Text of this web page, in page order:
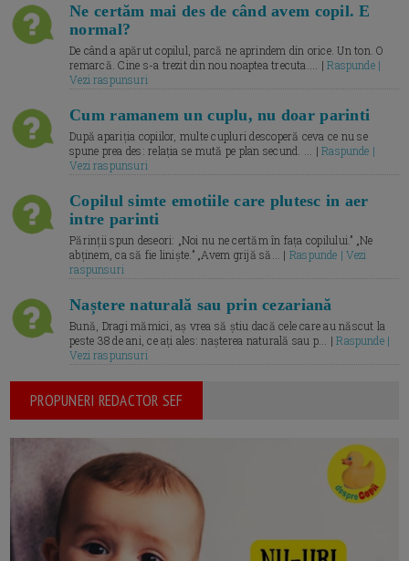
Ne certăm mai des de când avem copil. E
normal?
De când a apărut copilul, parcă ne aprindem din orice. Un ton. O
remarcă. Cine s-a trezit din nou noaptea trecuta.... |Raspunde |
Vezi raspunsuri
Cum ramanem un cuplu, nu doar parinti
După apariția copiilor, multe cupluri descoperă ceva ce nu se
spune prea des: relația se mută pe plan secund. ... |Raspunde |
Vezi raspunsuri
Copilul simte emotiile care plutesc in aer
intre parinti
Părinții spun deseori: „Noi nu ne certăm în fața copilului.” „Ne
abținem, ca să fie liniște.” „Avem grijă să... | Raspunde | Vezi
raspunsuri
Naștere naturală sau prin cezariană
Bună, Dragi mămici, aș vrea să știu dacă cele care au născut la
peste 38 de ani, ce ați ales: nașterea naturală sau p... |Raspunde |
Vezi raspunsuri
PROPUNERI REDACTOR SEF